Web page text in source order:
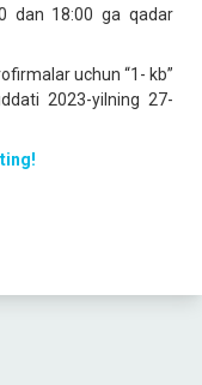
dan 18:00 ga qadar
uchun “1- kb”
2023-yilning 27-